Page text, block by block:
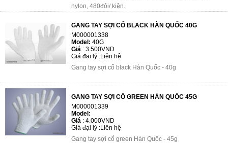
nylon, 480đôi/ kiện.
GANG TAY SỢI CỔ BLACK HÀN QUỐC 40G
M000001338
Model: 40G
Giá : 3.500VND
Giá đại lý :Liên hệ
Gang tay sợi cổ black Hàn Quốc - 40g
GANG TAY SỢI CỔ GREEN HÀN QUỐC 45G
M000001339
Model:
Giá : 4.000VND
Giá đại lý :Liên hệ
Gang tay sợi cổ green Hàn Quốc - 45g